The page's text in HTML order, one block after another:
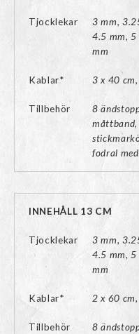
Tjocklekar
3 mm,
4.5 mm,
mm
Kablar* 3 x 40
Tillbehör
8
fodral
INNEHÅLL 13 CM
Tjocklekar
3 mm,
4.5 mm,
mm
Kablar* 2 x 60
Tillbehör
8